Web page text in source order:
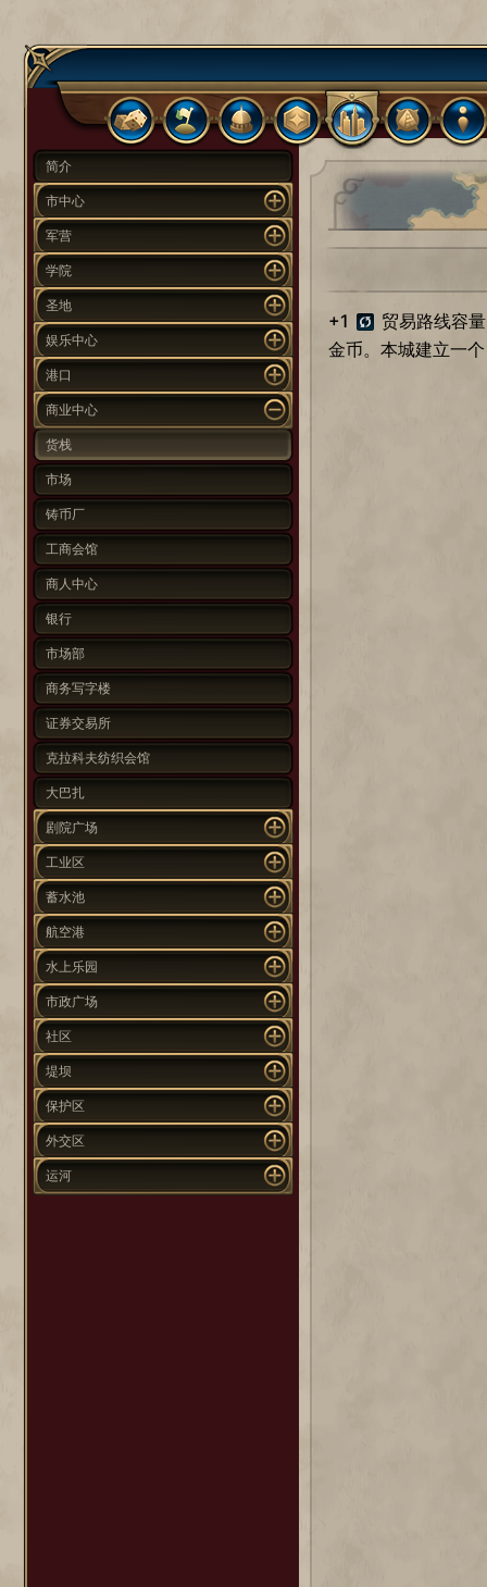
简介
市中心
军营
学院
圣地
娱乐中心
港口
商业中心
货栈
市场
铸币厂
工商会馆
商人中心
银行
市场部
商务写字楼
证券交易所
克拉科夫纺织会馆
大巴扎
剧院广场
工业区
蓄水池
航空港
水上乐园
市政广场
社区
堤坝
保护区
外交区
运河
+1
贸易路线容
金币。本城建立一